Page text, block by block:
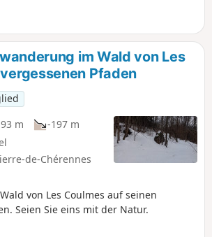
im Wald von Les
Pfaden
m
-197 m
de-Chérennes
von Les Coulmes auf seinen
Seien Sie eins mit der Natur.